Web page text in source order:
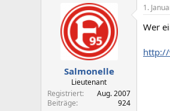
s
t
e
l
t
a
m
Salmonelle
Lieutenant
Registriert
Aug. 2007
Beiträge
924
1.
Wer